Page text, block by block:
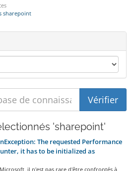
sharepoint
'sharepoint'
The requested Performance
it has to be initialized as
il n'est pas rare d'être confrontés à